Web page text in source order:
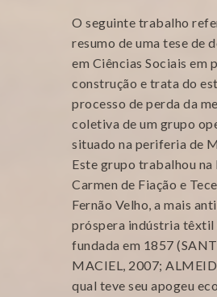
O seguinte trabalho
resumo de uma tese de
em Ciências Sociais em
construção e trata do
processo de perda da
coletiva de um grupo
situado na periferia de
Este grupo trabalhou na
Carmen de Fiação e
Fernão Velho, a mais
próspera indústria têxtil
fundada em 1857
MACIEL, 2007;
qual teve seu apogeu